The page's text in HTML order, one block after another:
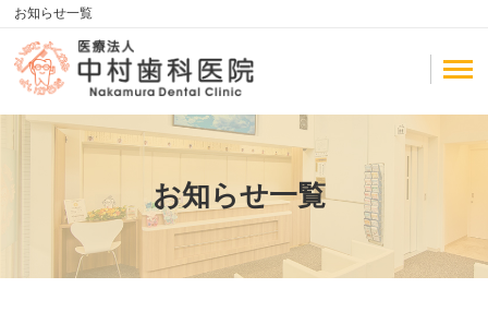
お知らせ一覧
お知らせ一覧